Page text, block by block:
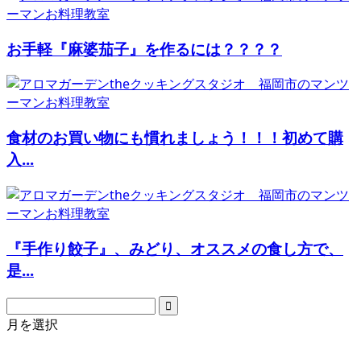
お手軽『麻婆茄子』を作るには？？？？
食材のお買い物にも慣れましょう！！！初めて購
入...
『手作り餃子』、みどり、オススメの食し方で、
是...
月を選択